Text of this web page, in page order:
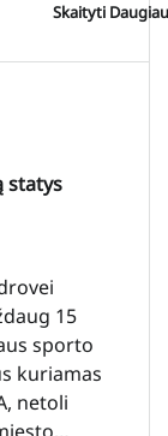
Skaityti Daugiau
statys
15
sporto
kuriamas
netoli